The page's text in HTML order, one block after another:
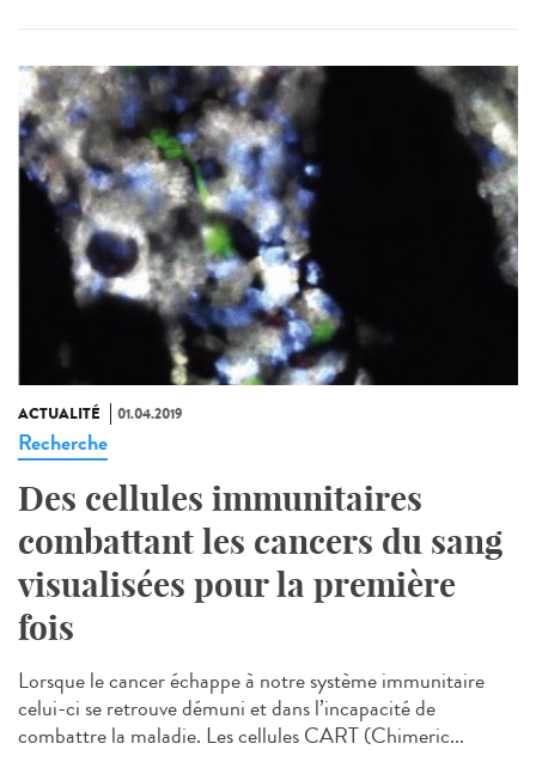
ACTUALITÉ 01.04.2019
Recherche
Des cellules immunitaires
combattant les cancers du sang
visualisées pour la première
fois
Lorsque le cancer échappe à notre système immunitaire
celui-ci se retrouve démuni et dans l’incapacité de
combattre la maladie. Les cellules CART (Chimeric...